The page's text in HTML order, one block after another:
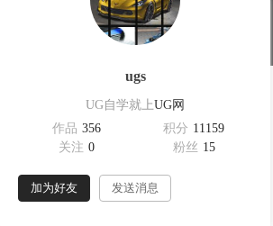
ugs
UG自学就上UG网
作品 356 积分 11159
关注 0 粉丝 15
加为好友 发送消息